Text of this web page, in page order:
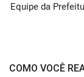
Equipe da
COMO VOCÊ